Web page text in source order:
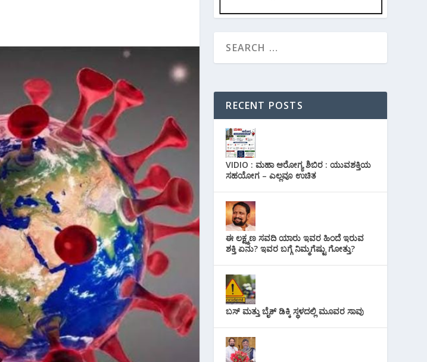
RECENT POSTS
VIDIO : ಮಹಾ ಆರೋಗ್ಯ ಶಿಬಿರ : ಯುವಶಕ್ತಿಯ
ಸಹಯೋಗ – ಎಲ್ಲವೂ ಉಚಿತ
ಈ ಲಕ್ಷ್ಮಣ ಸವದಿ ಯಾರು ಇವರ ಹಿಂದೆ ಇರುವ
ಶಕ್ತಿ ಏನು? ಇವರ ಬಗ್ಗೆ ನಿಮ್ಮಗೆಷ್ಟು ಗೋತ್ತು?
ಬಸ್ ಮತ್ತು ಬೈಕ್ ಡಿಕ್ಕಿ ಸ್ಥಳದಲ್ಲಿ ಮೂವರ ಸಾವು